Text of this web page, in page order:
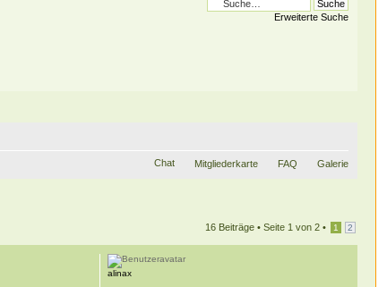
Erweiterte Suche
Chat Mitgliederkarte FAQ Galerie
16 Beiträge • Seite 1 von 2• 1 2
alinax